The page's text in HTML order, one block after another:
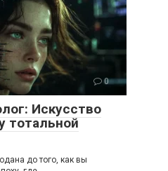
0
Искусство
тотальной
до того, как вы